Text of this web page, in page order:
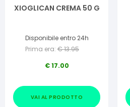
XIOGLICAN CREMA 50 G
Disponibile entro 24h
Prima era: €13.95
€17.00
VAI AL PRODOTTO